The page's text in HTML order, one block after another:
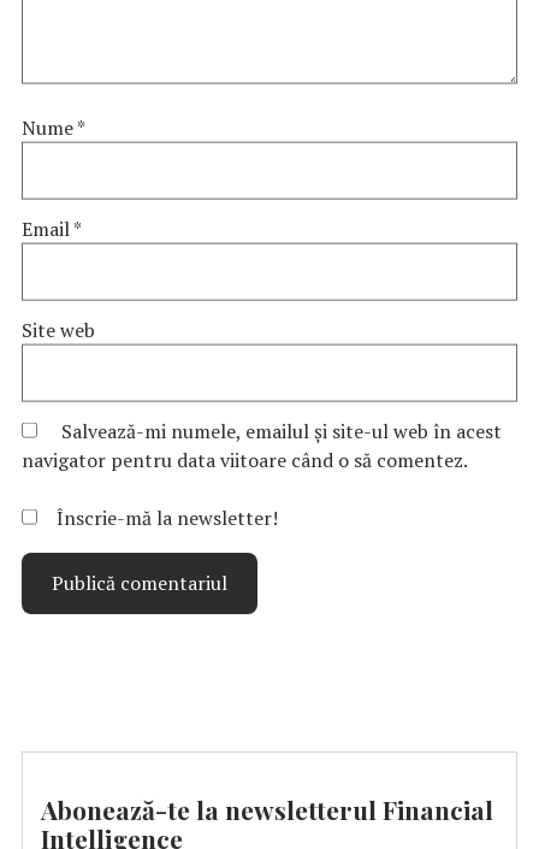
Nume*
Email*
Site web
Salvează-mi numele, emailul și site-ul web în acest
navigator pentru data viitoare când o să comentez.
Înscrie-mă la newsletter!
Abonează-te la newsletterul Financial
Intelligence